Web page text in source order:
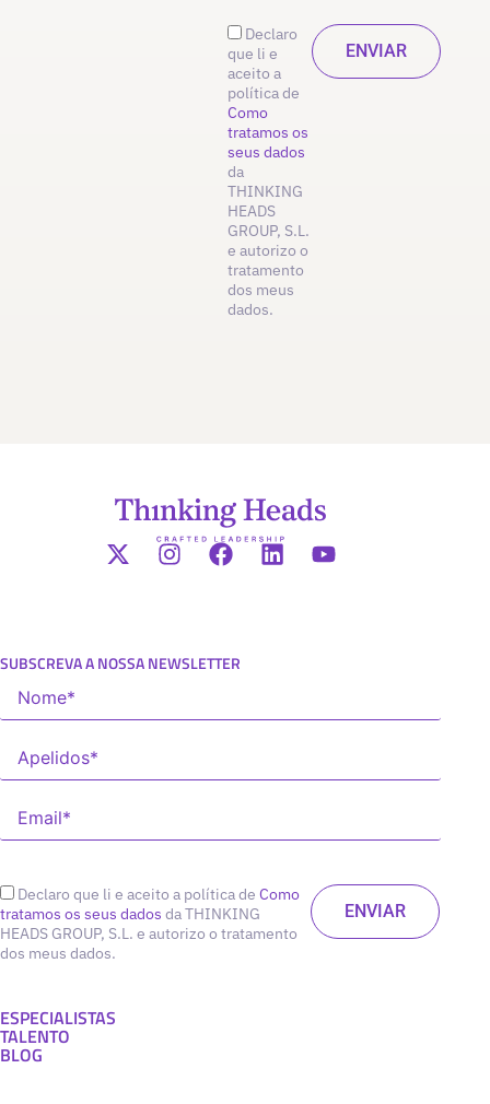
Declaro
que li e
aceito a
política de
Como
tratamos os
seus dados
da
THINKING
HEADS
GROUP, S.L.
e autorizo o
tratamento
dos meus
dados.
SUBSCREVA A NOSSA NEWSLETTER
Declaro que li e aceito a política de Como
tratamos os seus dados da THINKING
HEADS GROUP, S.L. e autorizo o tratamento
dos meus dados.
ESPECIALISTAS
TALENTO
BLOG